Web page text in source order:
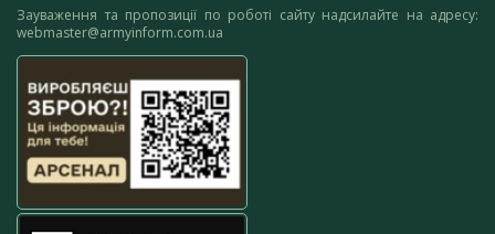
Зауваження та пропозиції по роботі сайту надсилайте на адресу:
webmaster@armyinform.com.ua